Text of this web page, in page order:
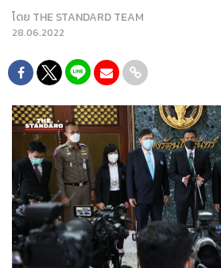
โดย THE STANDARD TEAM
28.06.2022